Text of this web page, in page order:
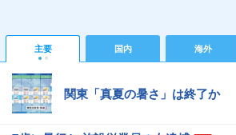
主要 国内 海外
関東「真夏の暑さ」は終了か